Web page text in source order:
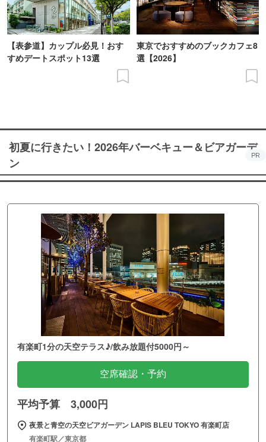
【表参道】カップル必見！おす
すめデートスポット13選
東京でおすすめのブックカフェ8
選【2026】
初夏に行きたい！2026年バーベキュー＆ビアガーデ
ン
PR
有楽町1分の天空テラス♪/飲み放題付5000円～
空席確認・予約
平均予算 3,000円
夜景と青空の天空ビアガーデン LAPIS BLEU TOKYO 有楽町店
有楽町駅／東京都